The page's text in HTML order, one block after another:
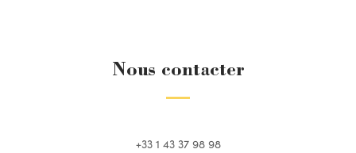
Nous contacter
+33 1 43 37 98 98